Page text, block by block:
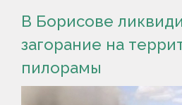
В Борисове
загорание на
пилорамы